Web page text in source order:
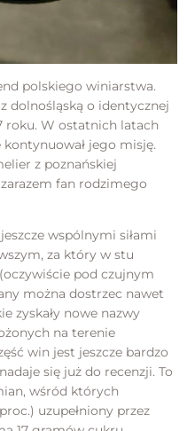
polskiego winiarstwa.
dolnośląską o identycznej
roku. W ostatnich latach
kontynuował jego misję.
z poznańskiej
fan rodzimego
wspólnymi siłami
za który w stu
pod czujnym
można dostrzec nawet
zyskały nowe nazwy
na terenie
win jest jeszcze bardzo
się już do recenzji. To
wśród których
uzupełniony przez